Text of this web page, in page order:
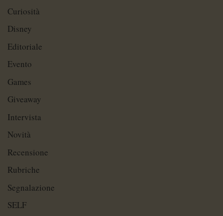
Curiosità
Disney
Editoriale
Evento
Games
Giveaway
Intervista
Novità
Recensione
Rubriche
Segnalazione
SELF